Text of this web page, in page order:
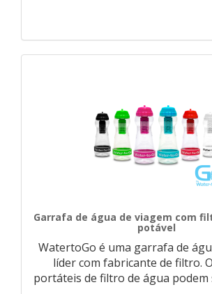
Garrafa de água de viagem com
potável
WatertoGo é uma garrafa de
líder com fabricante de filtro.
portáteis de filtro de água podem